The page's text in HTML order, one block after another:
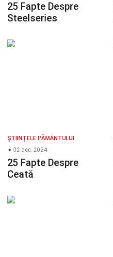
25 Fapte Despre
Steelseries
ȘTIINȚELE PĂMÂNTULUI
02 dec. 2024
25 Fapte Despre
Ceată